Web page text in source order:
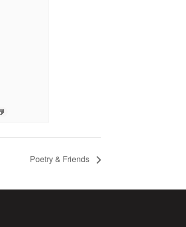
Poetry & Friends